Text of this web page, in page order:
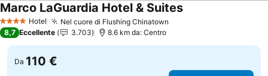
4 Stelle Hotel Nel cuore di Flushing Chinatown
Marco LaGuardia Hotel & SuitesScopri i prezzi
8,7 Eccellente 3.703 8.6 km da: Centro
Da 110 €